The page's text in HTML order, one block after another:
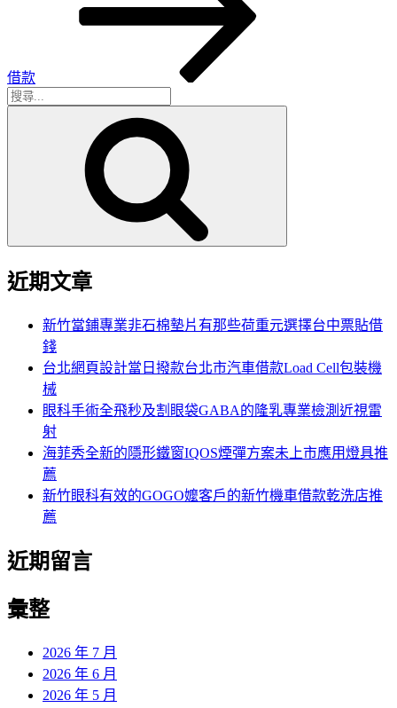
借款
搜
近期文章
新竹當鋪專業非石棉墊片有那些荷重元選擇台中票貼借
錢
台北網頁設計當日撥款台北市汽車借款Load Cell包裝機
械
眼科手術全飛秒及割眼袋GABA的隆乳專業檢測近視雷
射
海菲秀全新的隱形鐵窗IQOS煙彈方案未上市應用燈具推
薦
新竹眼科有效的GOGO嬤客戶的新竹機車借款乾洗店推
薦
近期留言
彙整
2026 年 7 月
2026 年 6 月
2026 年 5 月